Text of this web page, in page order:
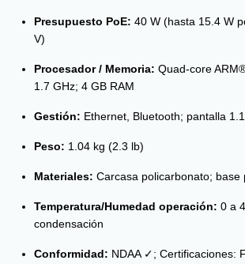
Presupuesto PoE: 40 W (hasta 15.4 W
V)
Procesador / Memoria: Quad-core
1.7 GHz; 4 GB RAM
Gestión: Ethernet, Bluetooth; pantalla
Peso: 1.04 kg (2.3 lb)
Materiales: Carcasa policarbonato; base
Temperatura/Humedad operación: 0 a
condensación
Conformidad: NDAA ✓; Certificaciones: